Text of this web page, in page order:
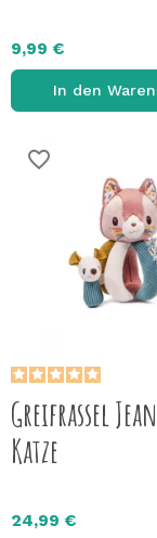
9,99 €
In den
favorite_border
Greifrassel
Katze
24,99 €